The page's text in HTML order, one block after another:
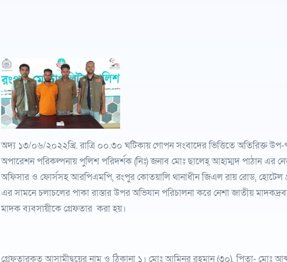
অদ্য ১৩/০৬/২০২২খ্রি. রাত্রি ০০.৩০ ঘটিকায় গোপন সংবাদের ভিত্তিতে অতিরিক্ত
অপারেশন পরিকল্পনায় পুলিশ পরিদর্শক (নিঃ) জনাব মোঃ ছালেহ্ আহাম্মদ পাঠান এর
অফিসার ও ফোর্সসহ আরপিএমপি, রংপুর কোতয়ালি থানাধীন জিএল রায় রোড, হোটেল
এর সামনে চলাচলের পাকা রাস্তার উপর অভিযান পরিচালনা করে নেশা জাতীয়
মাদক ব্যবসায়ীকে গ্রেফতার করা হয়।
গ্রেফতারকৃত আসামীদ্বয়ের নাম ও ঠিকানা ১। মোঃ আমিনুর রহমান (৩০), পিতা- মোঃ